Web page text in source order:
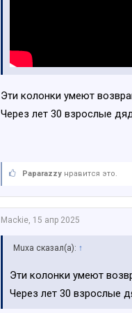
Эти колонки умеют
Через лет 30 взрослые
Paparazzy нравится это.
Mackie, 15 апр 2025
Muxa сказал(а): ↑
Эти колонки умеют
Через лет 30 взрослые